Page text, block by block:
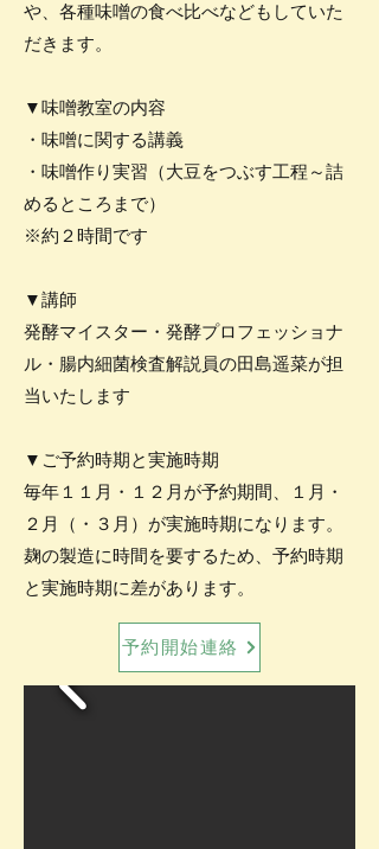
や、各種味噌の食べ比べなどもしていた
だきます。
▼味噌教室の内容
・味噌に関する講義
・味噌作り実習（大豆をつぶす工程～詰
めるところまで）
※約２時間です
▼講師
​発酵マイスター・発酵プロフェッショナ
ル・腸内細菌検査解説員の田島遥菜が担
当いたします
▼ご予約時期と実施時期
毎年１１月・１２月が予約期間、１月・
２月（・３月）が実施時期になります。
​麹の製造に時間を要するため、予約時期
と実施時期に差があります。
予約開始連絡